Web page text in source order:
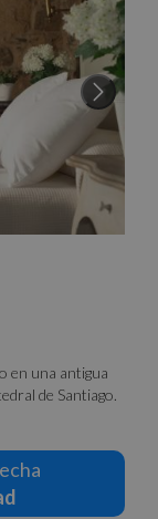
en una antigua
de Santiago.